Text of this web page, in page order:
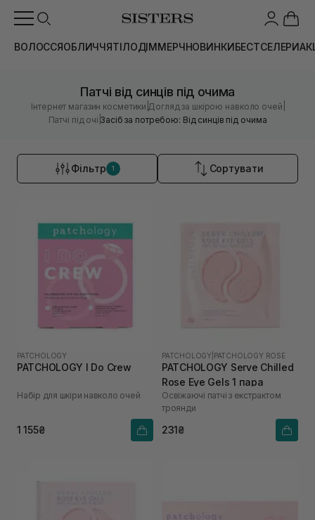
ВОЛОССЯОБЛИЧЧЯТІЛОДІММЕРЧНОВИНКИБЕСТСЕЛЕРИ
Патчі від синців під очима
Інтернет магазин косметики |Догляд за шкірою навколо очей
Патчі під очі |Засіб за потребою: Від синців під очима
Фільтр 1 Сортувати
PATCHOLOGY
PATCHOLOGY I Do Crew
Набір для шкіри навколо очей
1 155₴
PATCHOLOGY PATCHOLOGY ROSE
PATCHOLOGY Serve Chilled
Rose Eye Gels 1 пара
Освіжаючі патчі з екстрактом
троянди
231₴